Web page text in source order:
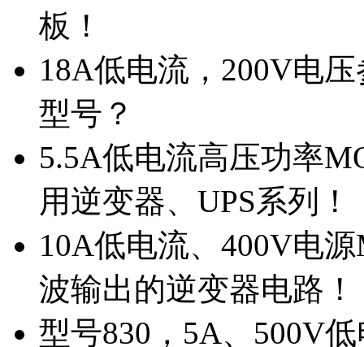
板！
18A低电流，200V电
型号？
5.5A低电流高压功率
用逆变器、UPS系列！
10A低电流、400V电
波输出的逆变器电路！
型号830，5A、500V